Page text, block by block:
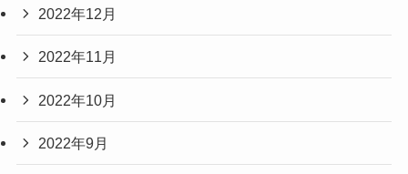
2022年12月
2022年11月
2022年10月
2022年9月